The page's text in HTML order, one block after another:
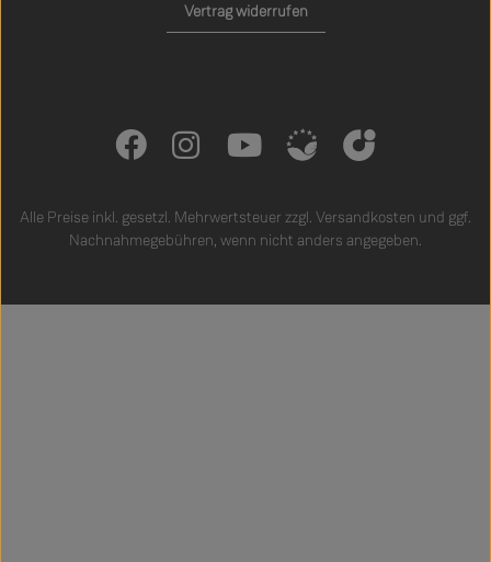
Vertrag widerrufen
Alle Preise inkl. gesetzl. Mehrwertsteuer zzgl. Versandkosten und ggf.
Nachnahmegebühren, wenn nicht anders angegeben.